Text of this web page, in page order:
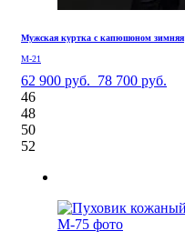
Мужская куртка с капюшоном зимняя
М-21
62 900 руб. 78 700 руб.
46
48
50
52